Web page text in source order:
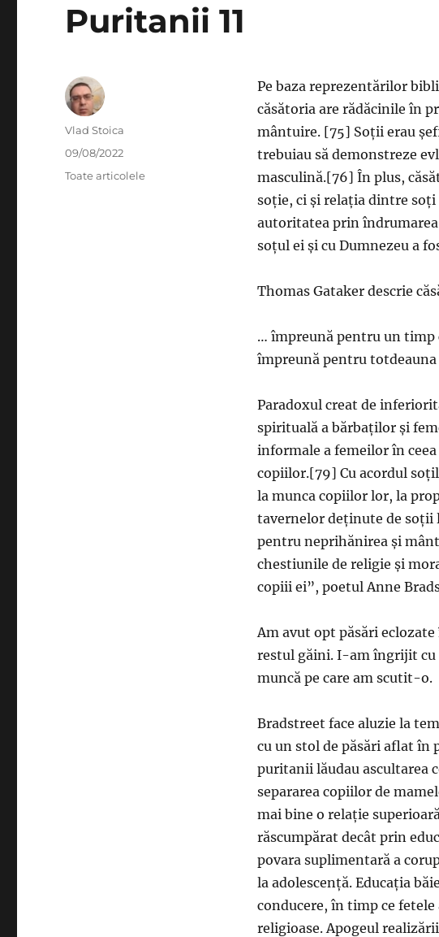
Puritanii 11
Pe baza reprezentărilor
căsătoria are rădăcinile în
mântuire. [75] Soții erau
trebuiau să demonstreze
masculină.[76] În plus,
soție, ci și relația dintre
autoritatea prin
soțul ei și cu Dumnezeu a
Thomas Gataker descrie
… împreună pentru un timp
împreună pentru
Paradoxul creat de
spirituală a bărbaților și
informale a femeilor în
copiilor.[79] Cu acordul
la munca copiilor lor, la
tavernelor deținute de soții
pentru neprihănirea și
chestiunile de religie și
copiii ei”, poetul Anne
Am avut opt ​​păsări
restul găini. I-am îngrijit cu
muncă pe care am scutit-o.
Bradstreet face aluzie la
cu un stol de păsări aflat în
puritanii lăudau ascultarea
separarea copiilor de
mai bine o relație
răscumpărat decât prin
povara suplimentară a
la adolescență. Educația
conducere, în timp ce
religioase. Apogeul
Author
Vlad Stoica
Posted
09/08/2022
Categories
Toate articolele